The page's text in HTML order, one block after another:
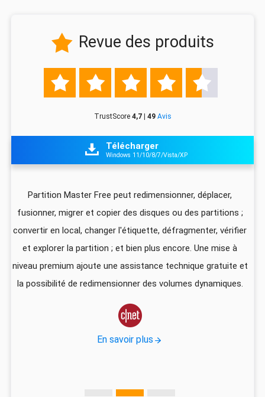
 Revue des produits
    
TrustScore 4,7 | 49 Avis
 Télécharger
Windows 11/10/8/7/Vista/XP
Partition Master Free peut redimensionner, déplacer,
fusionner, migrer et copier des disques ou des partitions ;
convertir en local, changer l'étiquette, défragmenter, vérifier
et explorer la partition ; et bien plus encore. Une mise à
niveau premium ajoute une assistance technique gratuite et
la possibilité de redimensionner des volumes dynamiques.

En savoir plus